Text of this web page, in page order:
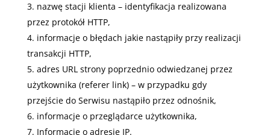
nazwę stacji klienta – identyfikacja realizowana
przez protokół HTTP,
informacje o błędach jakie nastąpiły przy realizacji
transakcji HTTP,
adres URL strony poprzednio odwiedzanej przez
użytkownika (referer link) – w przypadku gdy
przejście do Serwisu nastąpiło przez odnośnik,
informacje o przeglądarce użytkownika,
Informacje o adresie IP.